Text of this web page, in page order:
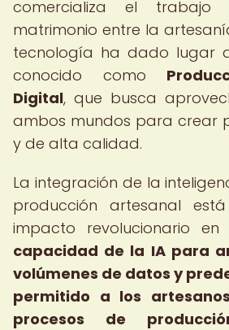
comercializa el trabajo
matrimonio entre la
tecnología ha dado lugar
conocido como
Digital, que busca
ambos mundos para crear
y de alta calidad.
La integración de la
producción artesanal
impacto revolucionario
capacidad de la IA para
volúmenes de datos y
permitido a los
procesos de